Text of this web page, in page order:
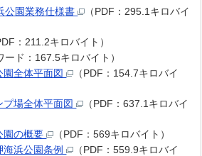
公園業務仕様書
（PDF：295.1キロバイ
：211.2キロバイト）
ード：167.5キロバイト）
園全体平面図
（PDF：154.7キロバイ
プ場全体平面図
（PDF：637.1キロバイ
園の概要
（PDF：569キロバイト）
海浜公園条例
（PDF：559.9キロバイ